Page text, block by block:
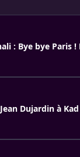
: Bye bye Paris
Dujardin à